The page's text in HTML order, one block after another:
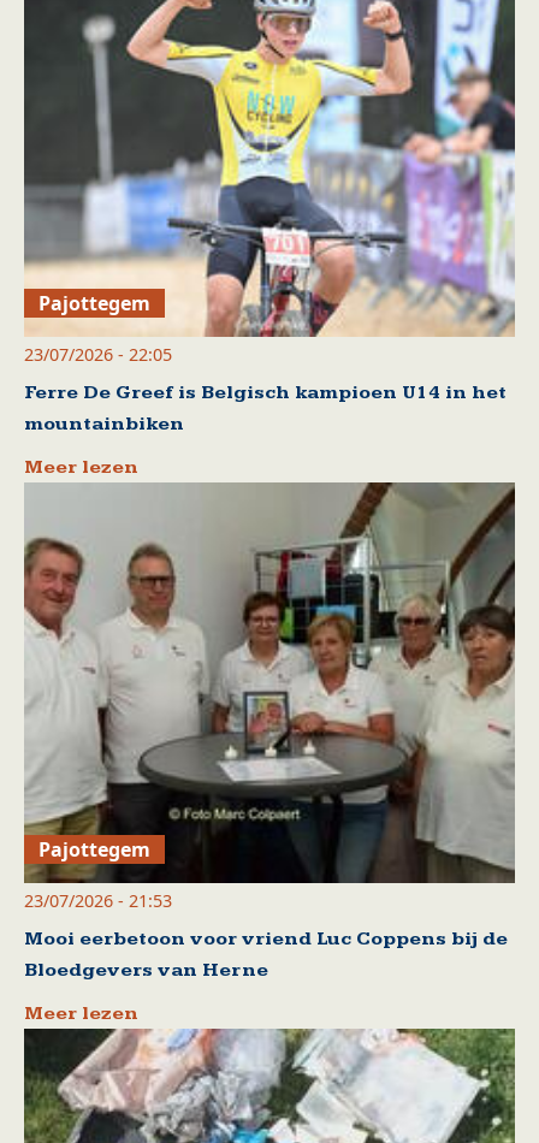
Pajottegem
23/07/2026 - 22:05
Ferre De Greef is Belgisch kampioen U14 in het
mountainbiken
Meer lezen
Pajottegem
23/07/2026 - 21:53
Mooi eerbetoon voor vriend Luc Coppens bij de
Bloedgevers van Herne
Meer lezen